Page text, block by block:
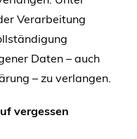
Verarbeitung
Daten – auch
– zu verlangen.
vergessen